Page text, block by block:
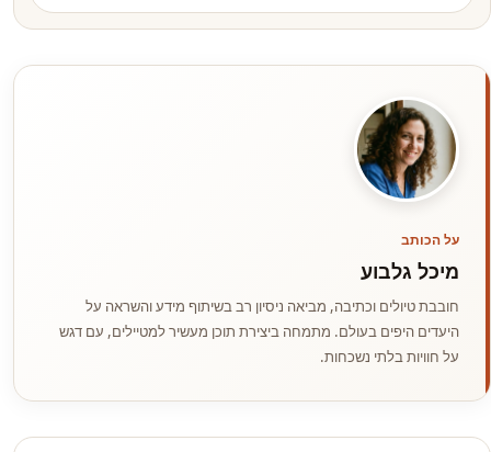
על הכותב
מיכל גלבוע
חובבת טיולים וכתיבה, מביאה ניסיון רב בשיתוף מידע והשראה על
היעדים היפים בעולם. מתמחה ביצירת תוכן מעשיר למטיילים, עם דגש
על חוויות בלתי נשכחות.